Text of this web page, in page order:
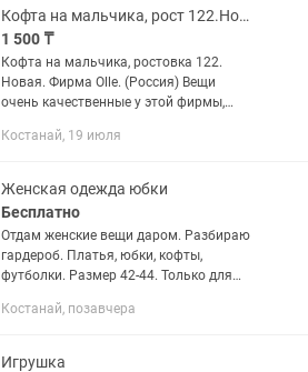
Кофта на мальчика, рост 122.Новая.Фирма Olle. (Россия)
1 500 ₸
Кофта на мальчика, ростовка 122.
Новая. Фирма Olle. (Россия) Вещи
очень качественные у этой фирмы,
году для школы. Так и не носили. А
Костанай, 19 июля
Женская одежда юбки
Бесплатно
Отдам женские вещи даром. Разбираю
гардероб. Платья, юбки, кофты,
футболки. Размер 42-44. Только для
Звоните
Костанай, позавчера
Игрушка